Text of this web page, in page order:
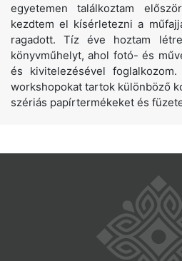
egyetemen találkoztam
kezdtem el kísérletezni a
ragadott. Tíz éve hoztam
könyvműhelyt, ahol fotó- és
és kivitelezésével
workshopokat tartok különböző
szériás papírtermékeket és